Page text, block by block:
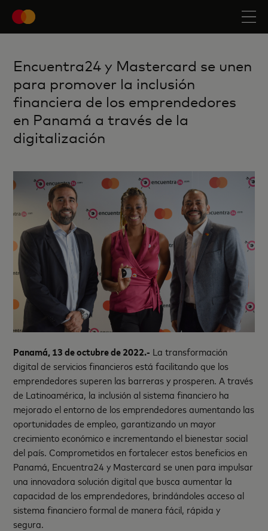
Encuentra24 y Mastercard se unen
para promover la inclusión
financiera de los emprendedores
en Panamá a través de la
digitalización
Panamá, 13 de octubre de 2022.- La transformación
digital de servicios financieros está facilitando que los
emprendedores superen las barreras y prosperen. A través
de Latinoamérica, la inclusión al sistema financiero ha
mejorado el entorno de los emprendedores aumentando las
oportunidades de empleo, garantizando un mayor
crecimiento económico e incrementando el bienestar social
del país. Comprometidos en fortalecer estos beneficios en
Panamá, Encuentra24 y Mastercard se unen para impulsar
una innovadora solución digital que busca aumentar la
capacidad de los emprendedores, brindándoles acceso al
sistema financiero formal de manera fácil, rápida y
segura.